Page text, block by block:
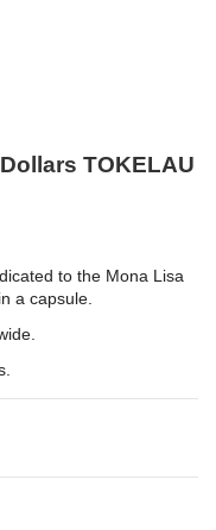
TOKELAU
to the Mona Lisa
a capsule.